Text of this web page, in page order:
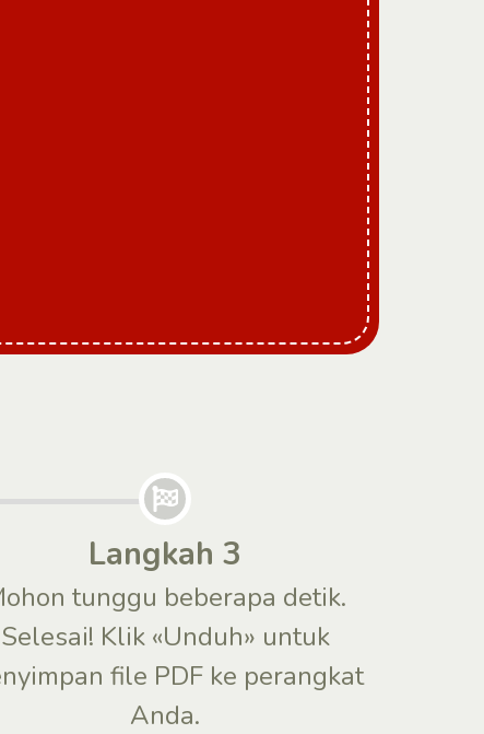
Langkah 3
tunggu beberapa detik.
Selesai! Klik «Unduh» untuk
file PDF ke perangkat
Anda.